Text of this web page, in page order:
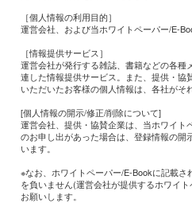
［個人情報の利用目的］
運営会社、および当ホワイトペーパー/E-
［情報提供サービス］
運営会社が発行する雑誌、書籍などの各
連した情報提供サービス。また、提供・
いただいたお客様の個人情報は、各社がそ
[個人情報の開示/修正/削除について]
運営会社、提供・協賛企業は、当ホワイ
のお申し出があった場合は、登録情報の
います。
※なお、ホワイトペーパー/E-Bookに記載
を負いません(運営会社が提供するホワイ
お願いします。